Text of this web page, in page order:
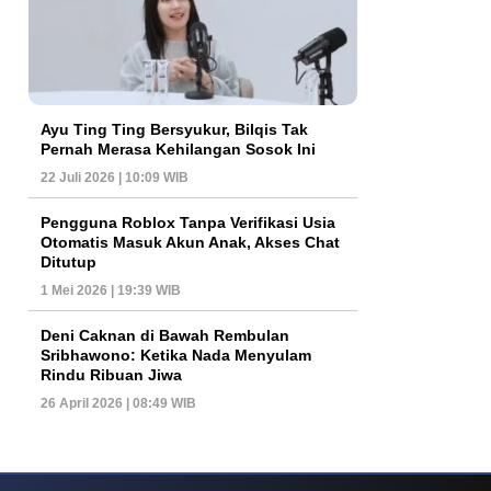
Ayu Ting Ting Bersyukur, Bilqis Tak
Pernah Merasa Kehilangan Sosok Ini
22 Juli 2026 | 10:09 WIB
Pengguna Roblox Tanpa Verifikasi Usia
Otomatis Masuk Akun Anak, Akses Chat
Ditutup
1 Mei 2026 | 19:39 WIB
Deni Caknan di Bawah Rembulan
Sribhawono: Ketika Nada Menyulam
Rindu Ribuan Jiwa
26 April 2026 | 08:49 WIB